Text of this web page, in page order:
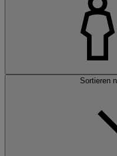
Sortieren